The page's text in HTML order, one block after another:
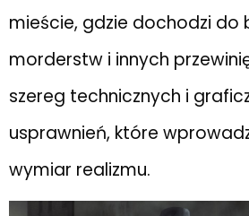
mieście, gdzie dochodzi do
morderstw i innych
szereg technicznych i
usprawnień, które
wymiar realizmu.